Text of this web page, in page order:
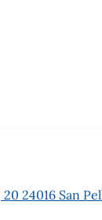
24016 San